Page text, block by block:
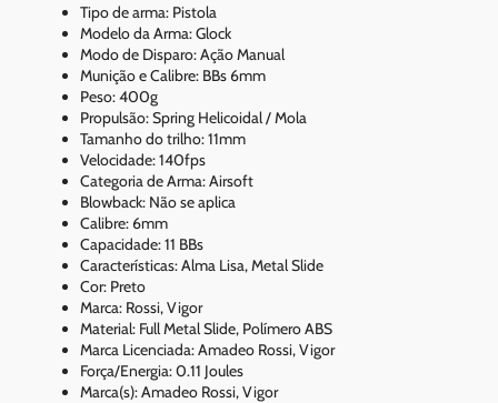
Tipo de arma: Pistola
Modelo da Arma: Glock
Modo de Disparo: Ação Manual
Munição e Calibre: BBs 6mm
Peso: 400g
Propulsão: Spring Helicoidal / Mola
Tamanho do trilho: 11mm
Velocidade: 140fps
Categoria de Arma: Airsoft
Blowback: Não se aplica
Calibre: 6mm
Capacidade: 11 BBs
Características: Alma Lisa, Metal Slide
Cor: Preto
Marca: Rossi, Vigor
Material: Full Metal Slide, Polímero ABS
Marca Licenciada: Amadeo Rossi, Vigor
Força/Energia: 0.11 Joules
Marca(s): Amadeo Rossi, Vigor